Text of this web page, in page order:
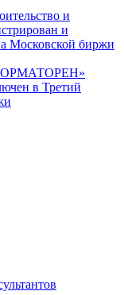
и
и
Московской биржи
в Третий